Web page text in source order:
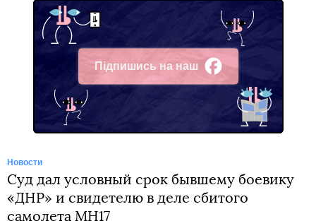
Підпишись на наш
Facebook
Новости
Суд дал условный срок бывшему боевику
«ДНР» и свидетелю в деле сбитого
самолета MH17